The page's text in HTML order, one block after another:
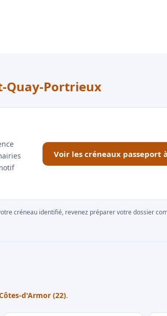
Quay-Portrieux
Voir les créneaux passeport
créneau identifié, revenez préparer votre dossier
d'Armor (22).